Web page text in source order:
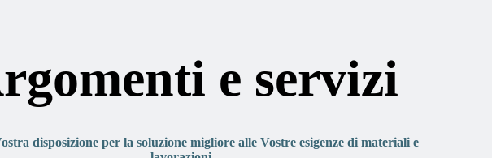
e servizi
disposizione per la soluzione migliore alle Vostre esigenze di materiali e